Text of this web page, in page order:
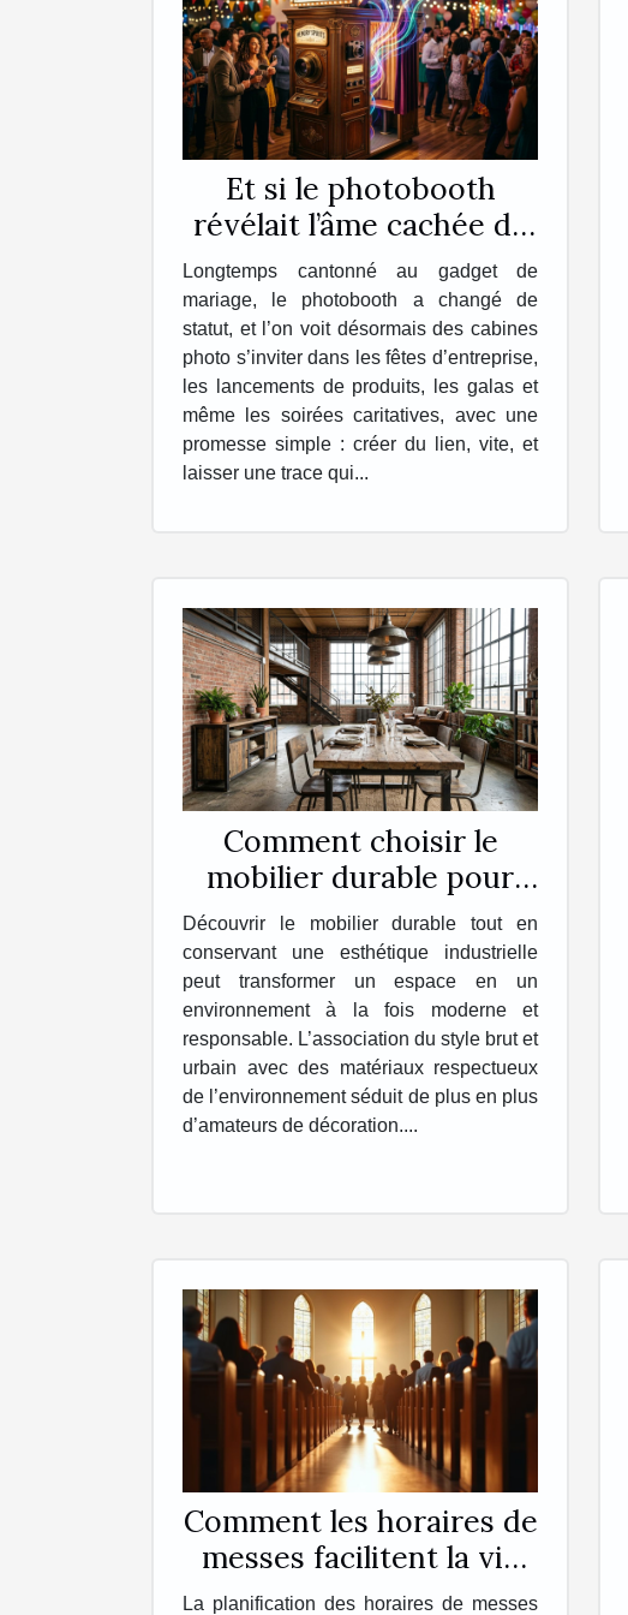
Et si le photobooth
révélait l’âme cachée de
vos événements ?
Longtemps cantonné au gadget de
mariage, le photobooth a changé de
statut, et l’on voit désormais des cabines
photo s’inviter dans les fêtes d’entreprise,
les lancements de produits, les galas et
même les soirées caritatives, avec une
promesse simple : créer du lien, vite, et
laisser une trace qui...
Comment choisir le
mobilier durable pour
une esthétique
industrielle ?
Découvrir le mobilier durable tout en
conservant une esthétique industrielle
peut transformer un espace en un
environnement à la fois moderne et
responsable. L’association du style brut et
urbain avec des matériaux respectueux
de l’environnement séduit de plus en plus
d’amateurs de décoration....
Comment les horaires de
messes facilitent la vie
des pratiquants ?
La planification des horaires de messes